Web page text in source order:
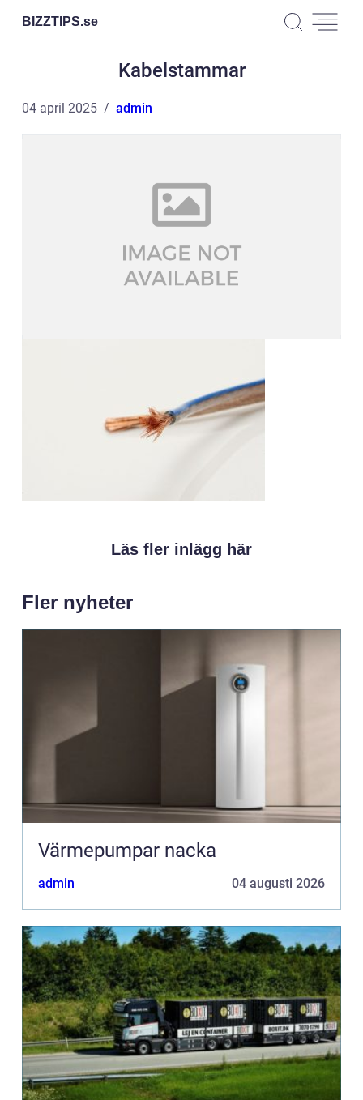
BIZZTIPS.se
Kabelstammar
04 april 2025 admin
Läs fler inlägg här
Fler nyheter
Värmepumpar nacka
admin 04 augusti 2026